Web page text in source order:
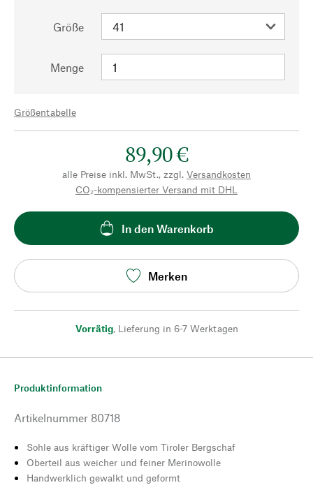
Größe
Menge
Größentabelle
89,90 €
alle Preise inkl. MwSt., zzgl. Versandkosten
CO₂-kompensierter Versand mit DHL
In den Warenkorb
Merken
Vorrätig, Lieferung in 6-7 Werktagen
Produktinformation
Artikelnummer 80718
Sohle aus kräftiger Wolle vom Tiroler Bergschaf
Oberteil aus weicher und feiner Merinowolle
Handwerklich gewalkt und geformt